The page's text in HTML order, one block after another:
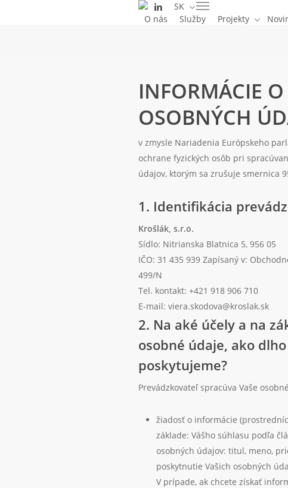
linkedin
SK
Menu
O nás
Služby Projekty
INFORMÁCIE
OSOBNÝCH
v zmysle Nariadenia Európskeho
ochrane fyzických osôb pri
údajov, ktorým sa zrušuje smernica
1. Identifikácia
Krošlák, s.r.o.
Sídlo: Nitrianska Blatnica 5, 956 05
IČO: 31 435 939 Zapísaný v:
499/N
Tel. kontakt: +421 918 906 710
E-mail: viera.skodova@kroslak.sk
2. Na aké účely a na
osobné údaje, ako
poskytujeme?
Prevádzkovateľ spracúva Vaše
žiadosť o informácie
základe: Vášho súhlasu podľa
osobných údajov: titul, meno,
poskytnutie Vašich osobných
V prípade, ak chcete získať